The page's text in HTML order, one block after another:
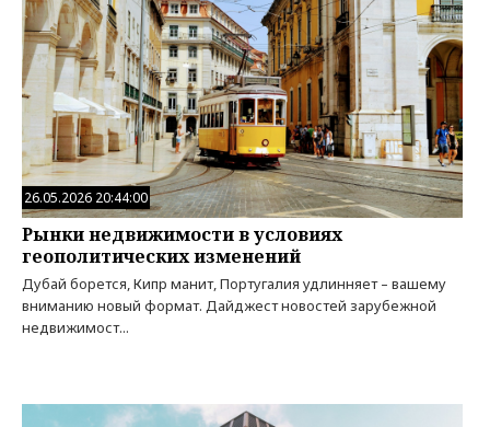
26.05.2026 20:44:00
Рынки недвижимости в условиях
геополитических изменений
Дубай борется, Кипр манит, Португалия удлинняет – вашему
вниманию новый формат. Дайджест новостей зарубежной
недвижимост...